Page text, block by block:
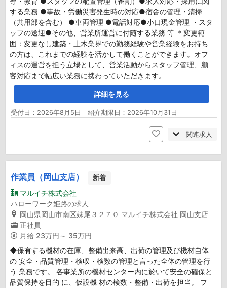
する業務 ●事故・労働災害発生時の対応●宿舎の管理・清掃
（共用部を含む） ●車両管理 ●電話対応●小口現金管理 ・スタ
ッフの送迎●その他、営業所運営に付随する業務 等 ＊変更範
囲：変更なし建築・土木業界での勤務経験や営業経験をお持ち
の方は、これまでの経験を活かして働くことができます。オフ
ィスの運営を担う立場として、営業活動からスタッフ管理、顧
客対応まで幅広い業務に携わっていただきます。
詳細を見る
受付日：2026年8月5日 紹介期限日：2026年10月31日
関連求人
作業員（岡山支店） 新着
マルイチ株式会社
ハローワーク姫路の求人
岡山県岡山市南区妹尾３２７０ マルイチ株式会社 岡山支店
正社員
月給 23万円～ 35万円
◆保有する機材の在庫、整備出来高、出荷の管理及び機材自体
の 安全・品質管理・検収・検数の管理と言った全体の管理を行
う 業務です。 各事業所の機材センター内に於いて安全の確保と
品質保持を目的 に、仮設機 材の検数・整備・出荷を担当。 フ